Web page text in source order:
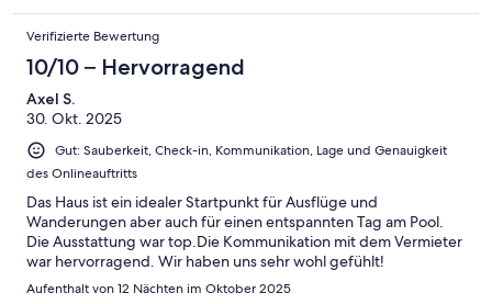
Verifizierte Bewertung
10/10 – Hervorragend
Axel S.
30. Okt. 2025
Gut: Sauberkeit, Check-in, Kommunikation, Lage und Genauigkeit
des Onlineauftritts
Das Haus ist ein idealer Startpunkt für Ausflüge und
Wanderungen aber auch für einen entspannten Tag am Pool.
Die Ausstattung war top.Die Kommunikation mit dem Vermieter
war hervorragend. Wir haben uns sehr wohl gefühlt!
Aufenthalt von 12 Nächten im Oktober 2025